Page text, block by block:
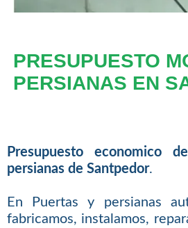
PRESUPUESTO
PERSIANAS EN
Presupuesto economico
persianas de Santpedor.
En Puertas y persianas
fabricamos, instalamos,